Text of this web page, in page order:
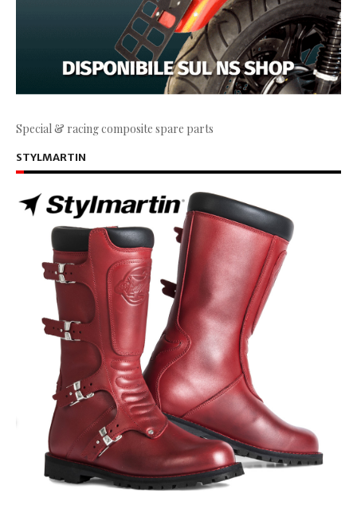
Special & racing composite spare parts
STYLMARTIN